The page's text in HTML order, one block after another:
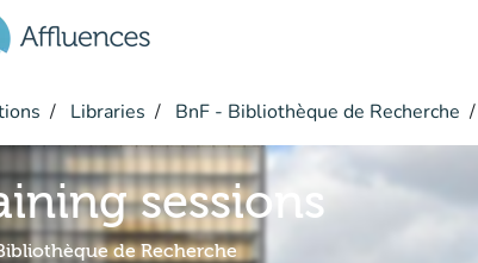
Libraries BnF - Bibliothèque de Recherche
sessions
de Recherche